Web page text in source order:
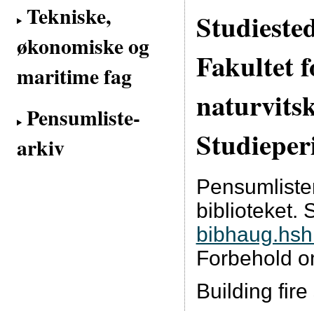
Tekniske,
økonomiske og
maritime fag
Pensumliste-
arkiv
Fakultet
biblioteket.
Forbehold
Building